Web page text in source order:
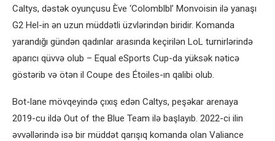
Caltys, dəstək oyunçusu Ève ‘Colomblbl’ Monvoisin ilə yanaşı
G2 Hel-in ən uzun müddətli üzvlərindən biridir. Komanda
yarandığı gündən qadınlar arasında keçirilən LoL turnirlərində
aparıcı qüvvə olub – Equal eSports Cup-da yüksək nəticə
göstərib və ötən il Coupe des Étoiles-ın qalibi olub.
Bot-lane mövqeyində çıxış edən Caltys, peşəkar arenaya
2019-cu ildə Out of the Blue Team ilə başlayıb. 2022-ci ilin
əvvəllərində isə bir müddət qarışıq komanda olan Valiance